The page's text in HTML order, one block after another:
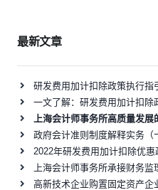
最新文章
研发费用加计扣除政策执行指
一文了解：研发费用加计扣除
上海会计师事务所高质量发
政府会计准则制度解释实务（
2022年研发费用加计扣除优
上海会计师事务所承接财务监
高新技术企业购置固定资产企